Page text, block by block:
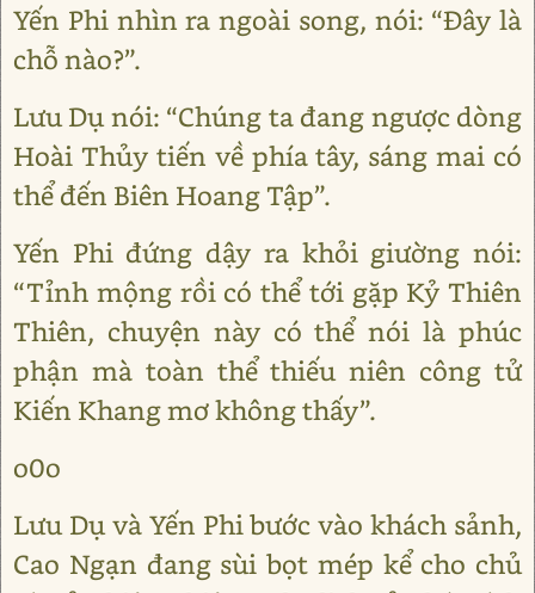
Yến Phi nhìn ra ngoài song, nói: “Đây là
chỗ nào?”.
Lưu Dụ nói: “Chúng ta đang ngược dòng
Hoài Thủy tiến về phía tây, sáng mai có
thể đến Biên Hoang Tập”.
Yến Phi đứng dậy ra khỏi giường nói:
“Tỉnh mộng rồi có thể tới gặp Kỷ Thiên
Thiên, chuyện này có thể nói là phúc
phận mà toàn thể thiếu niên công tử
Kiến Khang mơ không thấy”.
o0o
Lưu Dụ và Yến Phi bước vào khách sảnh,
Cao Ngạn đang sùi bọt mép kể cho chủ